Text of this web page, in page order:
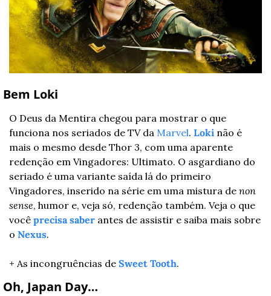
Bem Loki
O Deus da Mentira chegou para mostrar o que
funciona nos seriados de TV da Marvel. Loki não é
mais o mesmo desde Thor 3, com uma aparente
redenção em Vingadores: Ultimato. O asgardiano do
seriado é uma variante saída lá do primeiro
Vingadores, inserido na série em uma mistura de non
sense, humor e, veja só, redenção também. Veja o que
você precisa saber antes de assistir e saiba mais sobre
o Nexus.
+ As incongruências de Sweet Tooth.
Oh, Japan Day…